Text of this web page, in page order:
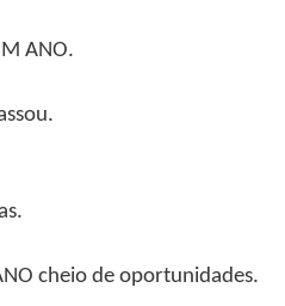
ANO.
cheio de oportunidades.